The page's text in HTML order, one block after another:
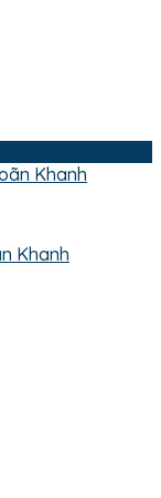
Khanh